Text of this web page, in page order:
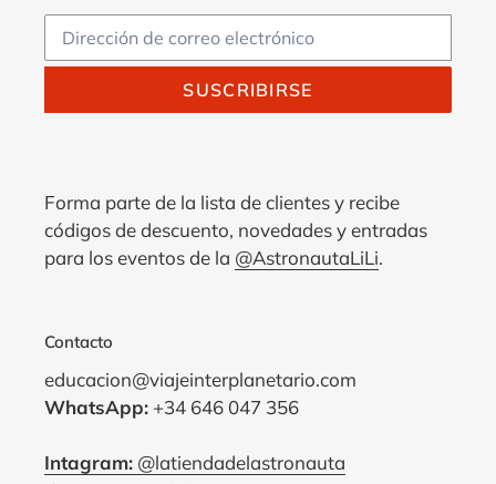
SUSCRIBIRSE
Forma parte de la lista de clientes y recibe
códigos de descuento, novedades y entradas
para los eventos de la @AstronautaLiLi.
Contacto
educacion@viajeinterplanetario.com
WhatsApp: +34 646 047 356
Intagram: @latiendadelastronauta